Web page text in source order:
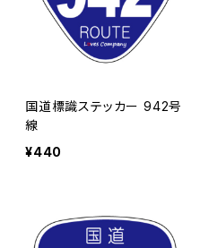
国道標識ステッカー 942号
線
¥440